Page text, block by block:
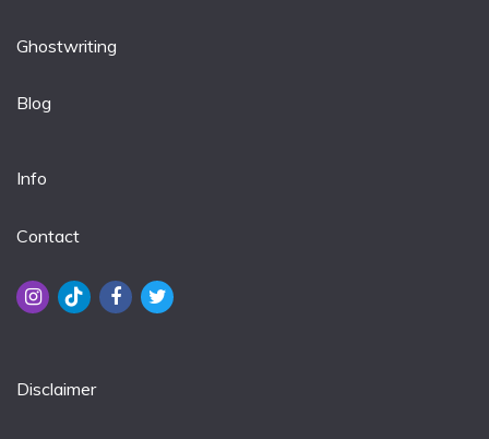
Ghostwriting
Blog
Info
Contact
Disclaimer